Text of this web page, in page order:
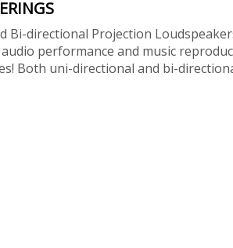
Bi-directional Projection
performance and music
Both uni-directional and bi-